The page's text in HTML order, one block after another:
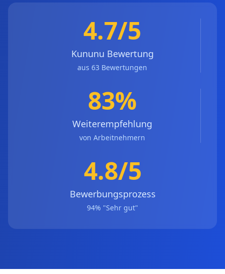
4.7/5
Kununu Bewertung
aus 63 Bewertungen
83%
Weiterempfehlung
von Arbeitnehmern
4.8/5
Bewerbungsprozess
94% "Sehr gut"